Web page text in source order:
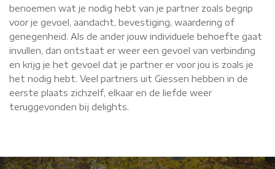
benoemen wat je nodig hebt van je partner zoals begrip
voor je gevoel, aandacht, bevestiging, waardering of
genegenheid. Als de ander jouw individuele behoefte gaat
invullen, dan ontstaat er weer een gevoel van verbinding
en krijg je het gevoel dat je partner er voor jou is zoals je
het nodig hebt. Veel partners uit Giessen hebben in de
eerste plaats zichzelf, elkaar en de liefde weer
teruggevonden bij delights.